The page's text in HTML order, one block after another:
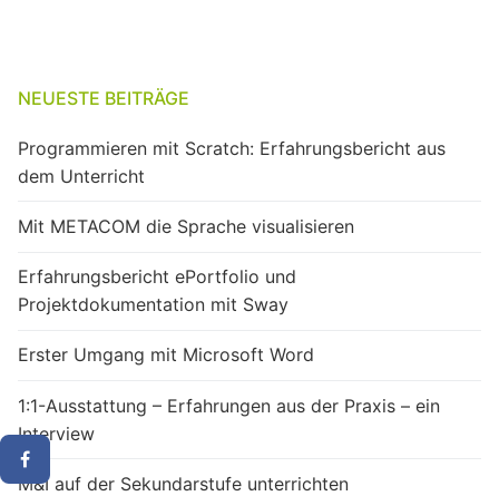
NEUESTE BEITRÄGE
Programmieren mit Scratch: Erfahrungsbericht aus
dem Unterricht
Mit METACOM die Sprache visualisieren
Erfahrungsbericht ePortfolio und
Projektdokumentation mit Sway
Erster Umgang mit Microsoft Word
1:1-Ausstattung – Erfahrungen aus der Praxis – ein
Interview
M&I auf der Sekundarstufe unterrichten